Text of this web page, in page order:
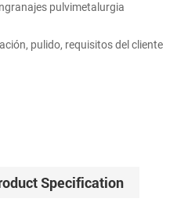
pulvimetalurgia
pulido, requisitos del cliente
Specification